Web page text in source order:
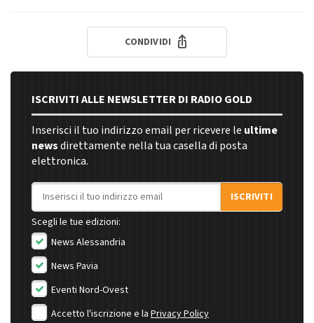
CONDIVIDI
ISCRIVITI ALLE NEWSLETTER DI RADIO GOLD
Inserisci il tuo indirizzo email per ricevere le ultime
newsdirettamente nella tua casella di posta
elettronica.
Indirizzo email
ISCRIVITI
Scegli le tue edizioni:
News Alessandria
News Pavia
Eventi Nord-Ovest
Accetto l'iscrizione e la Privacy Policy